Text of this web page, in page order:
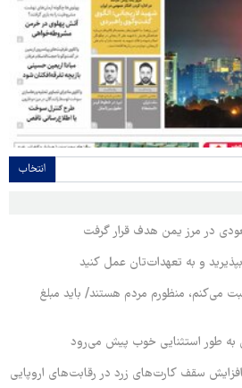
انتخاب
در مرز یمن هدف قرار گرفت
و به تعهدات‌تان عمل کنید
می‌کنم، منظورم مردم هستند/ باید مبلغ
به طور استثنایی خوب پیش می‌رود
افزایش سقف کارت‌های زرد در رقابت‌های اروپایی